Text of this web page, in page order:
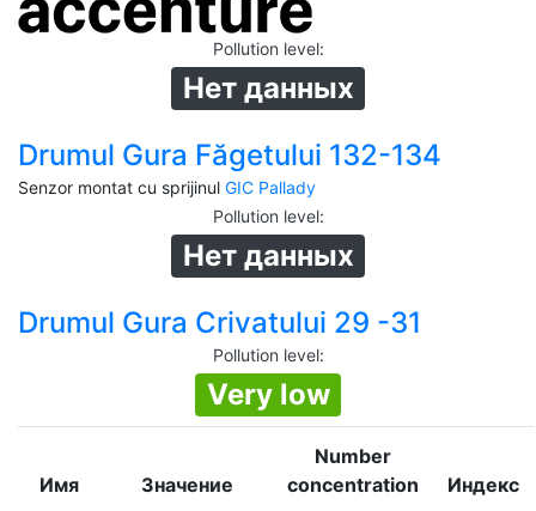
Pollution level:
Нет данных
Drumul Gura Făgetului 132-134
Senzor montat cu sprijinul GIC Pallady
Pollution level:
Нет данных
Drumul Gura Crivatului 29 -31
Pollution level:
Very low
Имя Значение
Number
concentration
Индекс